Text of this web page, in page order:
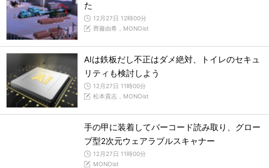
た
12月27日 12時00分
齊藤由希，MONOist
AIは鉄板だし不正はダメ絶対、トイレのセキュ
リティも検討しよう
12月27日 11時00分
松本貴志，MONOist
手の甲に装着してバーコード読み取り、グロー
ブ型2次元ウェアラブルスキャナー
12月27日 11時00分
MONOist